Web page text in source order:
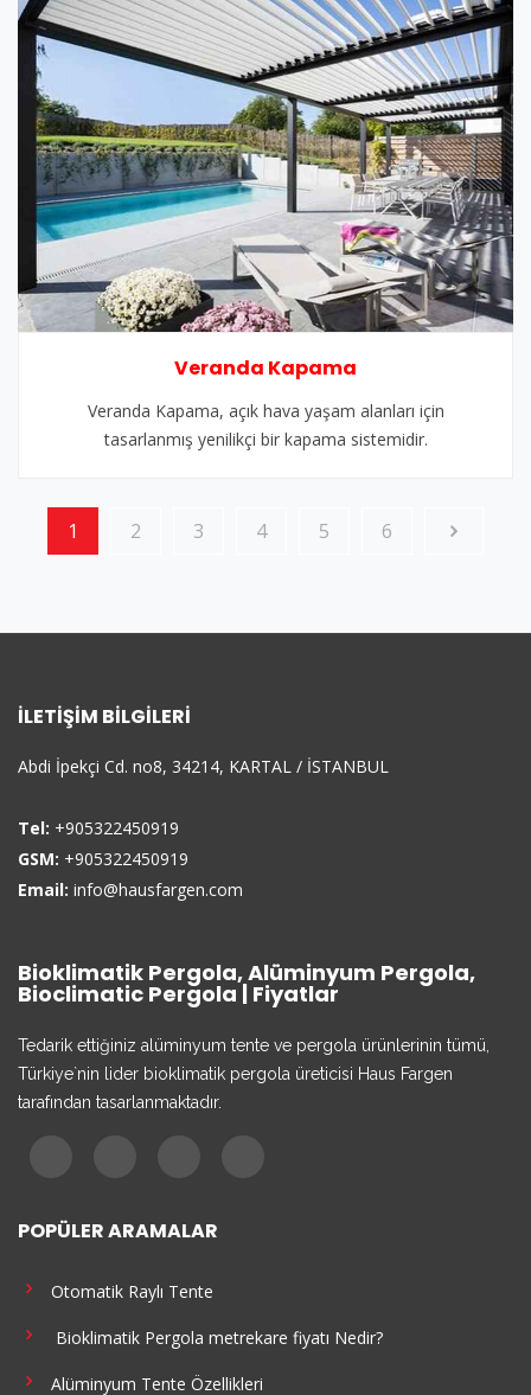
Veranda Kapama
Veranda Kapama, açık hava yaşam alanları için
tasarlanmış yenilikçi bir kapama sistemidir.
1 2 3 4 5 6
İLETIŞIM BILGILERI
Abdi İpekçi Cd. no8, 34214, KARTAL / İSTANBUL
Tel: +905322450919
GSM: +905322450919
Email: info@hausfargen.com
Bioklimatik Pergola, Alüminyum Pergola,
Bioclimatic Pergola | Fiyatlar
Tedarik ettiğiniz alüminyum tente ve pergola ürünlerinin tümü,
Türkiye`nin lider bioklimatik pergola üreticisi Haus Fargen
tarafından tasarlanmaktadır.
POPÜLER ARAMALAR
Otomatik Raylı Tente
Bioklimatik Pergola metrekare fiyatı Nedir?​
Alüminyum Tente Özellikleri